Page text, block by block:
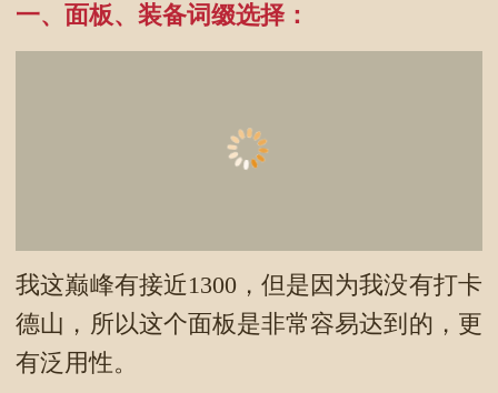
一、面板、装备词缀选择：
我这巅峰有接近1300，但是因为我没有打卡
德山，所以这个面板是非常容易达到的，更
有泛用性。